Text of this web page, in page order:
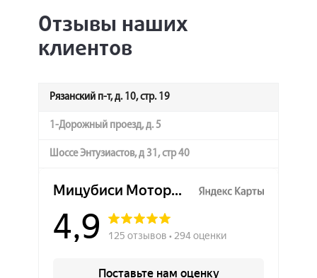
Отзывы наших
клиентов
Рязанский п-т, д. 10, стр. 19
1-Дорожный проезд, д. 5
Шоссе Энтузиастов, д 31, стр 40